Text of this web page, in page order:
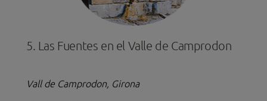
5. Las Fuentes en el Valle de Camprodon
Vall de Camprodon, Girona